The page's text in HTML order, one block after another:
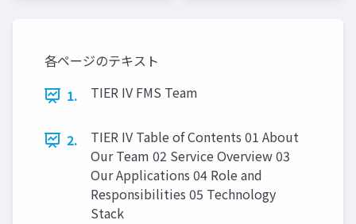
各ページのテキスト
1.
TIER IV FMS Team
2.
TIER IV Table of Contents 01 About
Our Team 02 Service Overview 03
Our Applications 04 Role and
Responsibilities 05 Technology
Stack